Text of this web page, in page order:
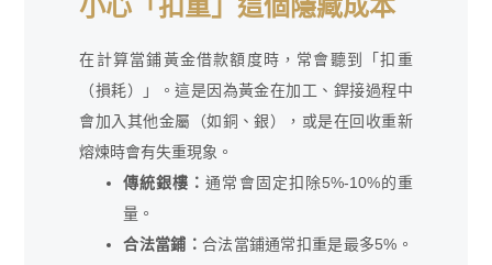
小心「扣重」這個隱藏成本
在計算當鋪黃金借款額度時，常會聽到「扣重
（損耗）」。這是因為黃金在加工、銲接過程中
會加入其他金屬（如銅、銀），或是在回收重新
熔煉時會有失重現象。
傳統銀樓：通常會固定扣除5%-10%的重
量。
合法當鋪： 合法當鋪通常扣重是最多5%。